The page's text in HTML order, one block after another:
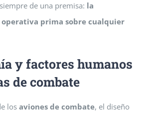
de una premisa: la
prima sobre cualquier
y factores humanos
de combate
losaviones de combate, el diseño